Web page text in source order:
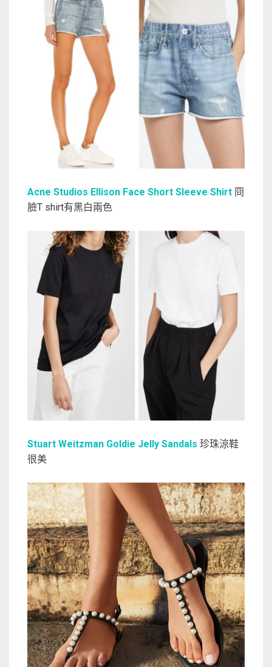
Acne Studios Ellison Face Short Sleeve Shirt 冏
臉T shirt有黑白兩色
Stuart Weitzman Goldie Jelly Sandals 珍珠涼鞋
很美